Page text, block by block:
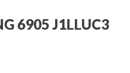
6905 J1LLUC3